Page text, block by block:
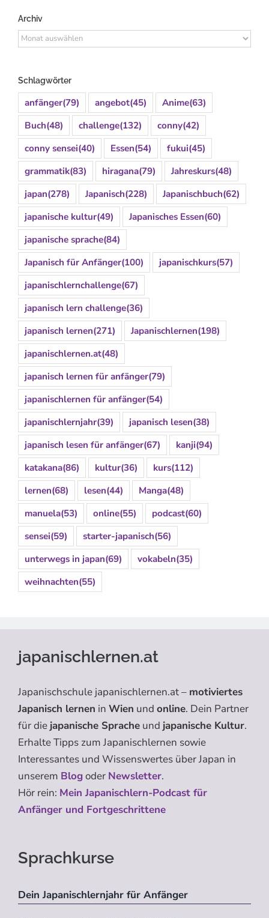
Archiv
Archiv
Schlagwörter
anfänger(79) angebot(45) Anime(63)
Buch(48) challenge(132) conny(42)
conny sensei(40) Essen(54) fukui(45)
grammatik(83) hiragana(79) Jahreskurs(48)
japan(278) Japanisch(228) Japanischbuch(62)
japanische kultur(49) Japanisches Essen(60)
japanische sprache(84)
Japanisch für Anfänger(100) japanischkurs(57)
japanischlernchallenge(67)
japanisch lern challenge(36)
japanisch lernen(271) Japanischlernen(198)
japanischlernen.at(48)
japanisch lernen für anfänger(79)
japanischlernen für anfänger(54)
japanischlernjahr(39) japanisch lesen(38)
japanisch lesen für anfänger(67) kanji(94)
katakana(86) kultur(36) kurs(112)
lernen(68) lesen(44) Manga(48)
manuela(53) online(55) podcast(60)
sensei(59) starter-japanisch(56)
unterwegs in japan(69) vokabeln(35)
weihnachten(55)
japanischlernen.at
Japanischschule japanischlernen.at – motiviertes
Japanisch lernen in Wien und online. Dein Partner
für die japanische Sprache und japanische Kultur.
Erhalte Tipps zum Japanischlernen sowie
Interessantes und Wissenswertes über Japan in
unserem Blogoder Newsletter.
Hör rein: Mein Japanischlern-Podcast für
Anfänger und Fortgeschrittene
Sprachkurse
Dein Japanischlernjahr für Anfänger